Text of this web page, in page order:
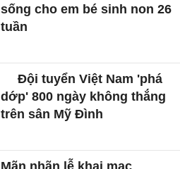
sống cho em bé sinh non 26
tuần
Đội tuyển Việt Nam 'phá
dớp' 800 ngày không thắng
trên sân Mỹ Đình
Mãn nhãn lễ khai mạc